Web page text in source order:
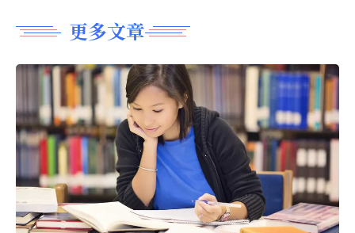
更多文章